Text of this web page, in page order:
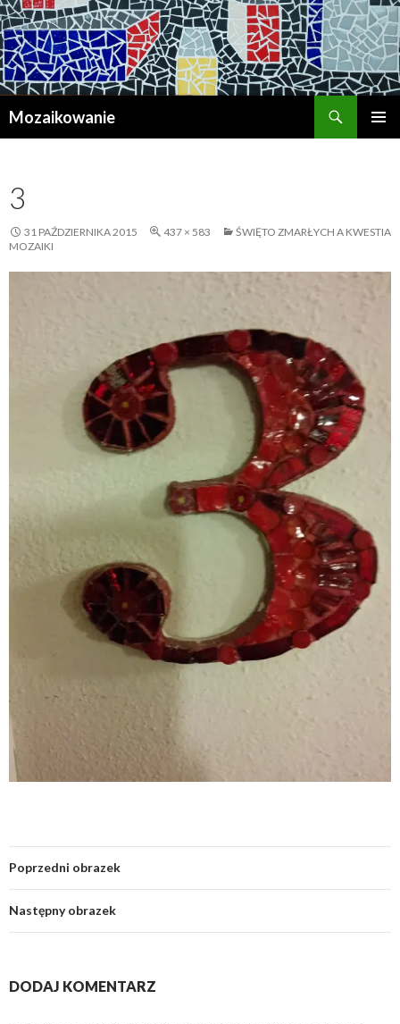
Mozaikowanie
3
31 PAŹDZIERNIKA 2015 437 × 583
ŚWIĘTO ZMARŁYCH A KWESTIA
MOZAIKI
Poprzedni obrazek
Następny obrazek
DODAJ KOMENTARZ